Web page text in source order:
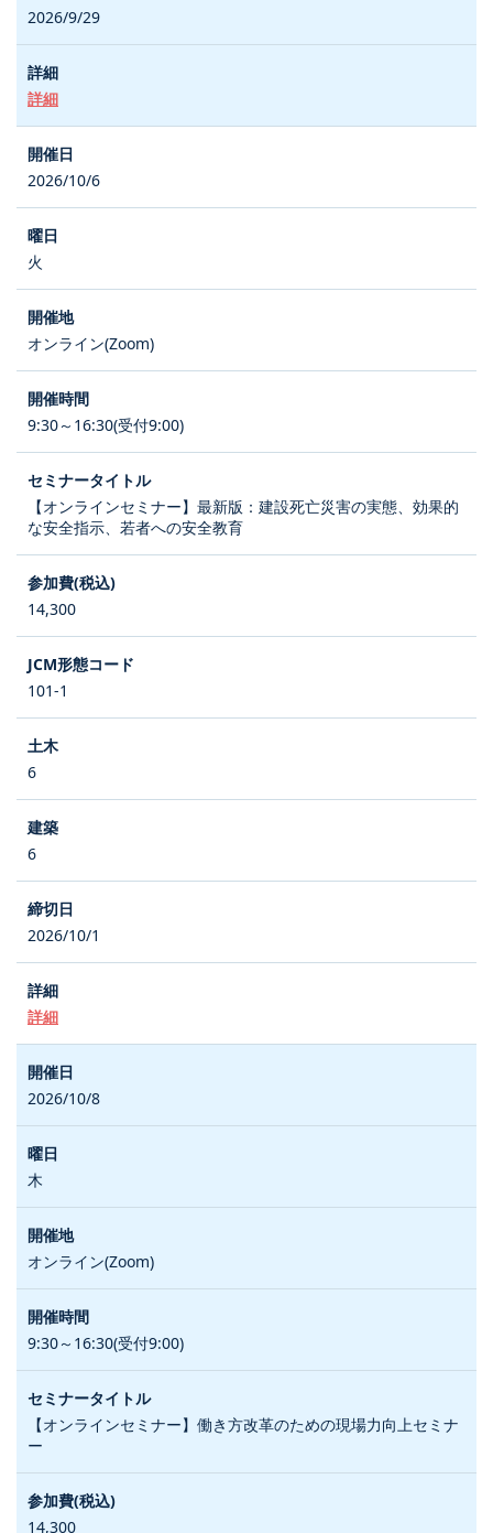
2026/9/29
詳細
2026/10/6
火
オンライン(Zoom)
9:30～16:30(受付9:00)
【オンラインセミナー】最新版：建設死亡災害の実態、効果的
な安全指示、若者への安全教育
14,300
101-1
6
6
2026/10/1
詳細
2026/10/8
木
オンライン(Zoom)
9:30～16:30(受付9:00)
【オンラインセミナー】働き方改革のための現場力向上セミナ
ー
14,300